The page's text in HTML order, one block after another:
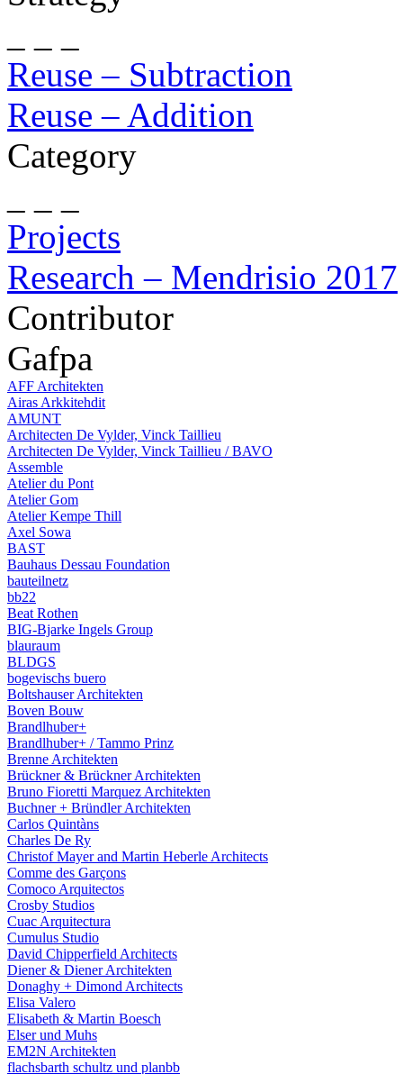
Reuse – Subtraction
Reuse – Addition
Category
Projects
Research – Mendrisio 2017
Contributor
Gafpa
AFF Architekten
Airas Arkkitehdit
AMUNT
Architecten De Vylder, Vinck Taillieu
Architecten De Vylder, Vinck Taillieu / BAVO
Assemble
Atelier du Pont
Atelier Gom
Atelier Kempe Thill
Axel Sowa
BAST
Bauhaus Dessau Foundation
bauteilnetz
bb22
Beat Rothen
BIG-Bjarke Ingels Group
blauraum
BLDGS
bogevischs buero
Boltshauser Architekten
Boven Bouw
Brandlhuber+
Brandlhuber+ / Tammo Prinz
Brenne Architekten
Brückner & Brückner Architekten
Bruno Fioretti Marquez Architekten
Buchner + Bründler Architekten
Carlos Quintàns
Charles De Ry
Christof Mayer and Martin Heberle Architects
Comme des Garçons
Comoco Arquitectos
Crosby Studios
Cuac Arquitectura
Cumulus Studio
David Chipperfield Architects
Diener & Diener Architekten
Donaghy + Dimond Architects
Elisa Valero
Elisabeth & Martin Boesch
Elser und Muhs
EM2N Architekten
flachsbarth schultz und planbb